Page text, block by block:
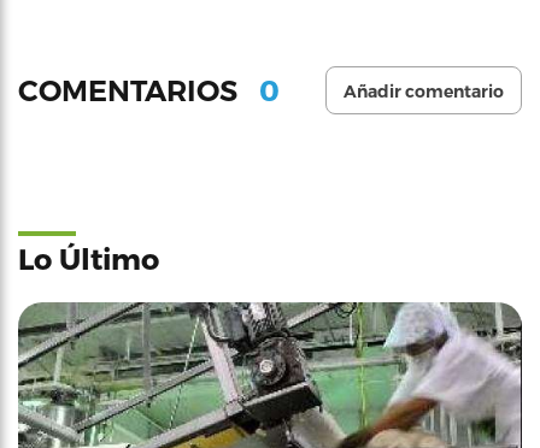
COMENTARIOS 0 Añadir comentario
Lo Último